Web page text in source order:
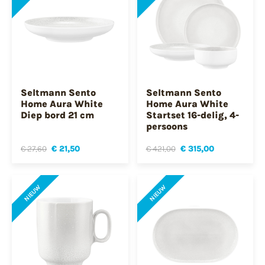
Seltmann Sento
Home Aura White
Diep bord 21 cm
€ 27,60 € 21,50
Seltmann Sento
Home Aura White
Startset 16-delig, 4-
persoons
€ 421,00 € 315,00
NIEUW NIEUW